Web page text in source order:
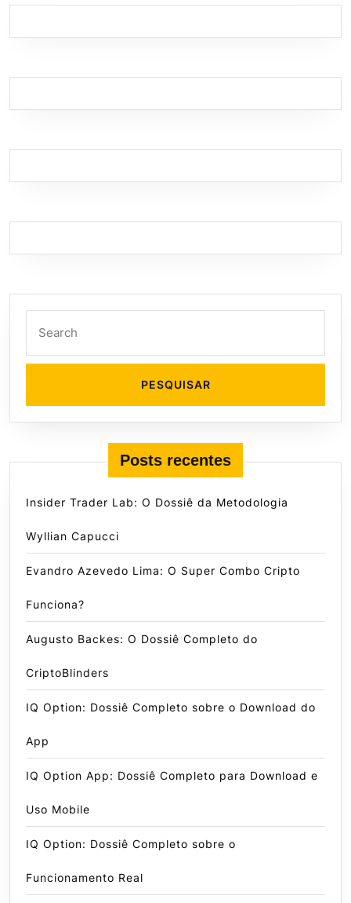
Posts recentes
Insider Trader Lab: O Dossiê da Metodologia
Wyllian Capucci
Evandro Azevedo Lima: O Super Combo Cripto
Funciona?
Augusto Backes: O Dossiê Completo do
CriptoBlinders
IQ Option: Dossiê Completo sobre o Download do
App
IQ Option App: Dossiê Completo para Download e
Uso Mobile
IQ Option: Dossiê Completo sobre o
Funcionamento Real